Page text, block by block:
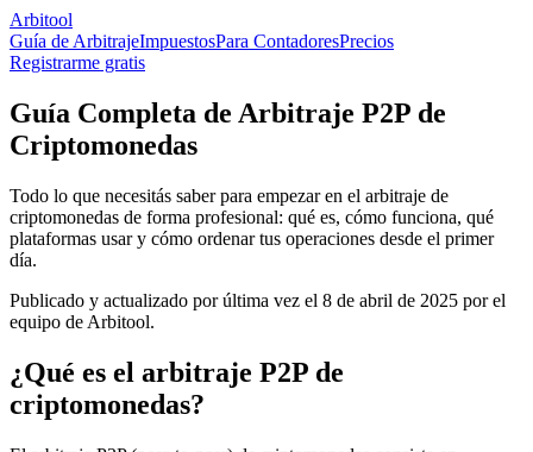
Arbitool
Guía de ArbitrajeImpuestosPara ContadoresPrecios
Registrarme gratis
Guía Completa de Arbitraje P2P de
Criptomonedas
Todo lo que necesitás saber para empezar en el arbitraje de
criptomonedas de forma profesional: qué es, cómo funciona, qué
plataformas usar y cómo ordenar tus operaciones desde el primer
día.
Publicado y actualizado por última vez el 8 de abril de 2025 por el
equipo de Arbitool.
¿Qué es el arbitraje P2P de
criptomonedas?